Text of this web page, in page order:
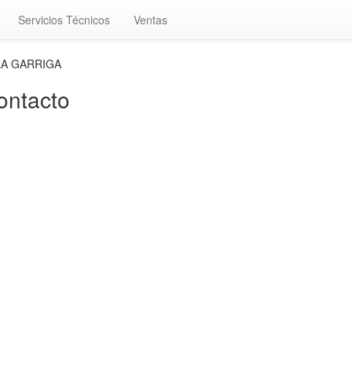
Servicios Técnicos Ventas
GARRIGA